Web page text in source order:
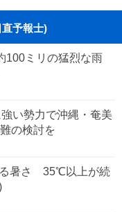
直予報士)
100ミリの猛烈な雨
い勢力で沖縄・奄美
の検討を
暑さ 35℃以上が続